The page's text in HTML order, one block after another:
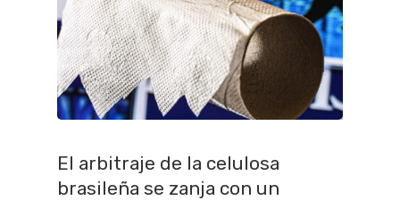
El arbitraje de la celulosa
brasileña se zanja con un